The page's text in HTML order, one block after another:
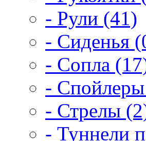
- Рули (41)
- Сиденья
- Сопла
-
- Стрелы
- Туннели